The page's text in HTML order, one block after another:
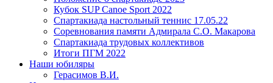
Кубок SUP Canoe Sport 2022
Спартакиада настольный теннис 17.05.22
Соревнования памяти Адмирала С.О. Макарова
Спартакиада трудовых коллективов
Итоги ПГМ 2022
Наши юбиляры
Герасимов В.И.